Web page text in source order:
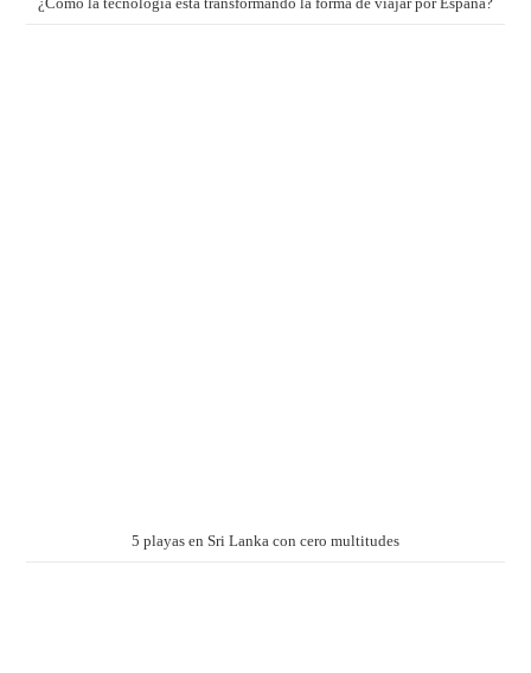
5 playas en Sri Lanka con cero multitudes